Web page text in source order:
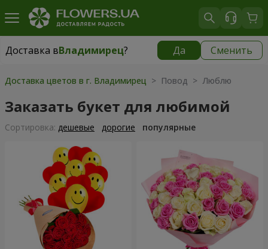
Доставка вВладимирец? Да Сменить
Доставка вВладимирец|
Доставка цветов в г. Владимирец > Повод > Люблю
Заказать букет для любимой
Cортировка: дешевые дорогие популярные